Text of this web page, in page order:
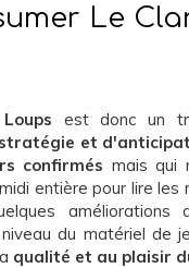
Le
est donc un
et
confirmés mais qui
entière pour lire les
améliorations
du matériel de
qualité et au plaisir